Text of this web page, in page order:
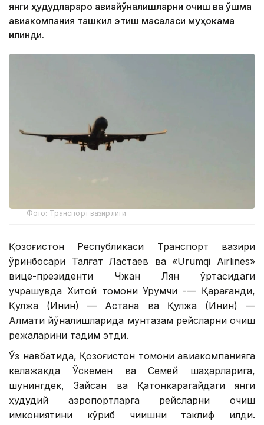
янги ҳудудлараро авиайўналишларни очиш ва қўшма
авиакомпания ташкил этиш масаласи муҳокама
қилинди.
Фото: Транспорт вазирлиги
Қозоғистон Республикаси Транспорт вазири
ўринбосари Талғат Ластаев ва «Urumqi Airlines»
вице-президенти Чжан Лян ўртасидаги
учрашувда Хитой томони Урумчи -— Қарағанди,
Қулжа (Инин) — Астана ва Қулжа (Инин) —
Алмати йўналишларида мунтазам рейсларни очиш
режаларини тақдим этди.
Ўз навбатида, Қозоғистон томони авиакомпанияга
келажакда Ўскемен ва Семей шаҳарларига,
шунингдек, Зайсан ва Қатонкарагайдаги янги
ҳудудий аэропортларга рейсларни очиш
имкониятини кўриб чиқишни таклиф қилди.